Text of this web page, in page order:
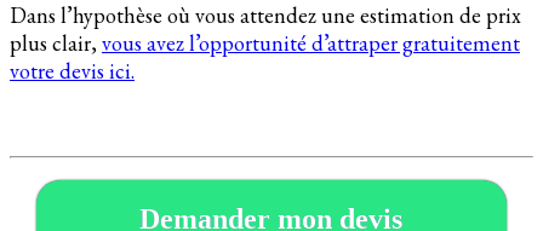
Dans l’hypothèse où vous attendez une estimation de prix
plus clair,vous avez l’opportunité d’attraper gratuitement
votre devis ici.
Demander mon devis